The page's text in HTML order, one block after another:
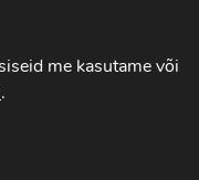
me kasutame või
.